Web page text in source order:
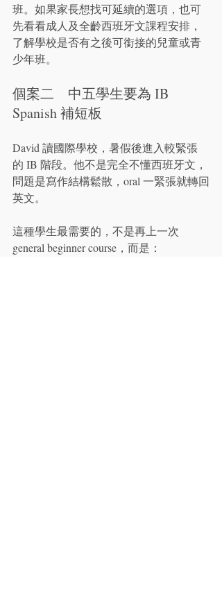
班。如果家長想找可延續的選項，也可
先看看成人及全齡西班牙文課程安排，
了解學校是否有之後可銜接的兒童或青
少年班。
個案二　中五學生要為 IB
Spanish 補短板
David 讀國際學校，暑假後進入較緊張
的 IB 階段。他不是完全不懂西班牙文，
問題是寫作結構鬆散，oral 一緊張就轉回
英文。
這種學生最需要的，不是再上一次
general beginner course，而是：